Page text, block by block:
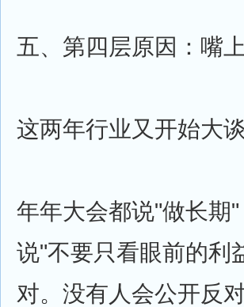
五、第四层原因：嘴
这两年行业又开始大
年年大会都说"做长期
说"不要只看眼前的利
对。没有人会公开反